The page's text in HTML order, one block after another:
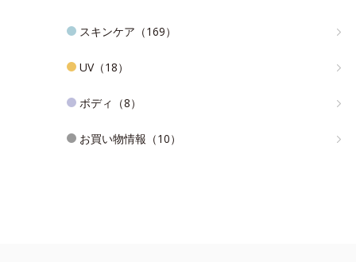
スキンケア（169）
UV（18）
ボディ（8）
お買い物情報（10）